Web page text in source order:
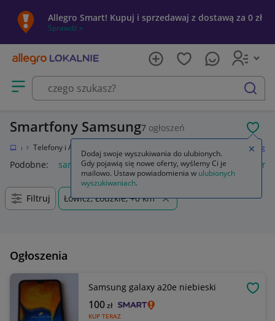
Allegro Smart! Kupuj i sprzedawaj z dostawą za 0 zł
Sprawdź »
Otwórz menu z kategoriami
szukaj
Smartfony Samsung7 ogłoszeń
Telefony i Akcesoria Samsung
Podobne: samsung s25 samsung s26 samsung s24
Filtruj Łowicz, Łódzkie, +0 km
Ogłoszenia
Samsung galaxy a20e niebieski
KUP TERAZ
100zł
Dodaj swoje wyszukiwania do ulubionych.
Gdy pojawią się nowe oferty, wyślemy Ci je
mailowo. Ustaw powiadomienia w ulubionych
wyszukiwaniach.